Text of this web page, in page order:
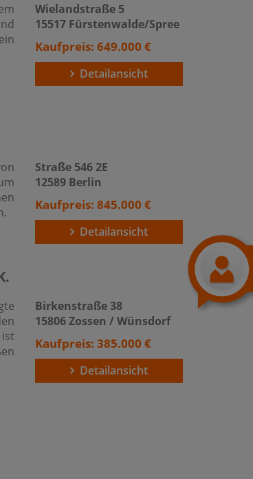
Wielandstraße 5
15517 Fürstenwalde/Spree
Kaufpreis: 649.000 €
Detailansicht
Straße 546 2E
12589 Berlin
Kaufpreis: 845.000 €
Detailansicht
Birkenstraße 38
15806 Zossen / Wünsdorf
Kaufpreis: 385.000 €
Detailansicht